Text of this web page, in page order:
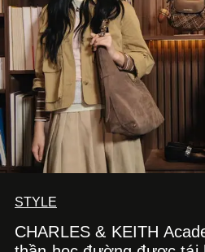
STYLE
CHARLES & KEITH